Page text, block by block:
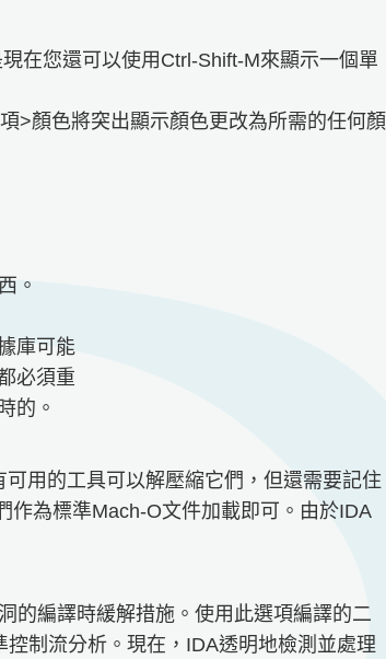
在您還可以使用Ctrl-Shift-M來顯示一個單
>顏色將突出顯示顏色更改為所需的任何顏
。
庫可能
必須重
的。
用的工具可以解壓縮它們，但還需要記住
作為標準Mach-O文件加載即可。由於IDA
的編譯時緩解措施。使用此選項編譯的二
制流分析。現在，IDA透明地檢測並處理